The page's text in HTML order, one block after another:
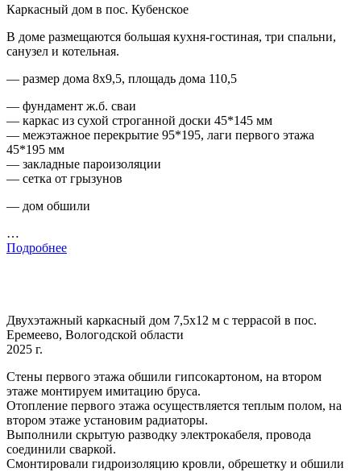
Каркасный дом в пос. Кубенское
В доме размещаются большая кухня-гостиная, три спальни,
санузел и котельная.
— размер дома 8х9,5, площадь дома 110,5
— фундамент ж.б. сваи
— каркас из сухой строганной доски 45*145 мм
— межэтажное перекрытие 95*195, лаги первого этажа
45*195 мм
— закладные пароизоляции
— сетка от грызунов
— дом обшили
…
Подробнее
Двухэтажный каркасный дом 7,5х12 м с террасой в пос.
Еремеево, Вологодской области
2025 г.
Стены первого этажа обшили гипсокартоном, на втором
этаже монтируем имитацию бруса.
Отопление первого этажа осуществляется теплым полом, на
втором этаже установим радиаторы.
Выполнили скрытую разводку электрокабеля, провода
соединили сваркой.
Смонтировали гидроизоляцию кровли, обрешетку и обшили